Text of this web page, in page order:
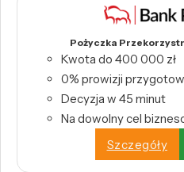
Pożyczka
Kwota do 400 000 zł
0% prowizji
Decyzja w 45 minut
Na dowolny cel
Szczegóły